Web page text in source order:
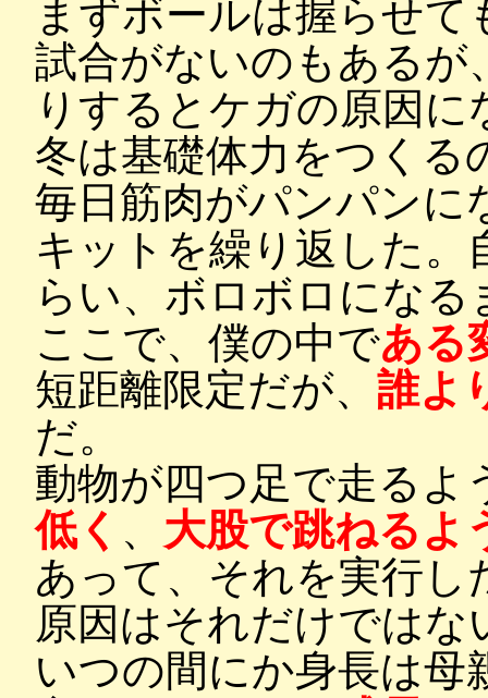
まずボールは握らせ
試合がないのもあるが
りするとケガの原因に
冬は基礎体力をつくる
毎日筋肉がパンパンに
キットを繰り返した
らい、ボロボロにな
ここで、僕の中である
短距離限定だが、 誰よ
だ。
動物が四つ足で走るよ
低く 、 大股で跳ねるよ
あって、それを実行し
原因はそれだけではな
いつの間にか身長は母